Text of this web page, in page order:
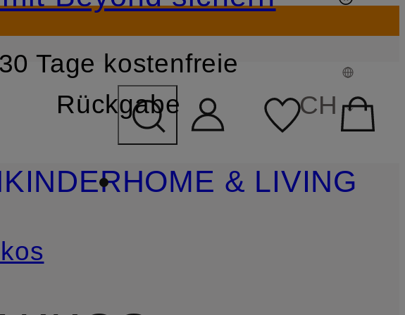
SUCHFELD ÜBERSPRINGEN
30 Tage kostenfreie
Rückgabe
CH
KINDERHOME & LIVING